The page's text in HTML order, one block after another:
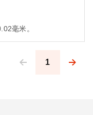
毫米。
1